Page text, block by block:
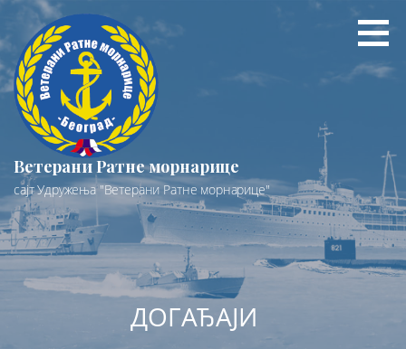
Preskoči
sadržaj
Ветерани Ратне морнарице
сајт Удружења "Ветерани Ратне морнарице"
ДОГАЂАЈИ